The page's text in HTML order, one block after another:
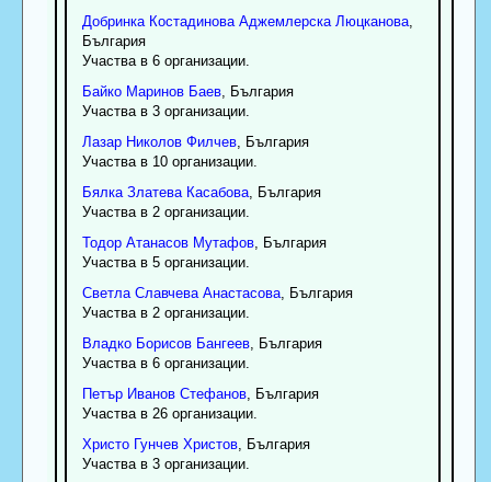
Добринка Костадинова Аджемлерска Люцканова,
България
Участва в 6 организации.
Байко Маринов Баев, България
Участва в 3 организации.
Лазар Николов Филчев, България
Участва в 10 организации.
Бялка Златева Касабова, България
Участва в 2 организации.
Тодор Атанасов Мутафов, България
Участва в 5 организации.
Светла Славчева Анастасова, България
Участва в 2 организации.
Владко Борисов Бангеев, България
Участва в 6 организации.
Петър Иванов Стефанов, България
Участва в 26 организации.
Христо Гунчев Христов, България
Участва в 3 организации.